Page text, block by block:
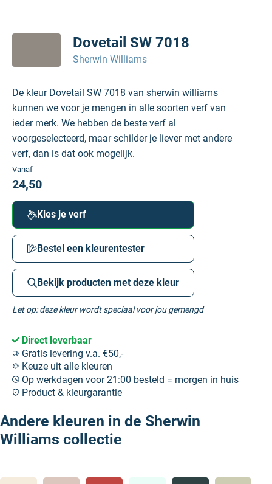
Dovetail SW 7018
Sherwin Williams
De kleur Dovetail SW 7018 van sherwin williams
kunnen we voor je mengen in alle soorten verf van
ieder merk. We hebben de beste verf al
voorgeselecteerd, maar schilder je liever met andere
verf, dan is dat ook mogelijk.
Vanaf
24,50
Kies je verf
Bestel een kleurentester
Bekijk producten met deze kleur
Let op: deze kleur wordt speciaal voor jou gemengd
Direct leverbaar
Gratis levering v.a. €50,-
Keuze uit alle kleuren
Op werkdagen voor 21:00 besteld = morgen in huis
Product & kleurgarantie
Andere kleuren in de Sherwin
Williams collectie